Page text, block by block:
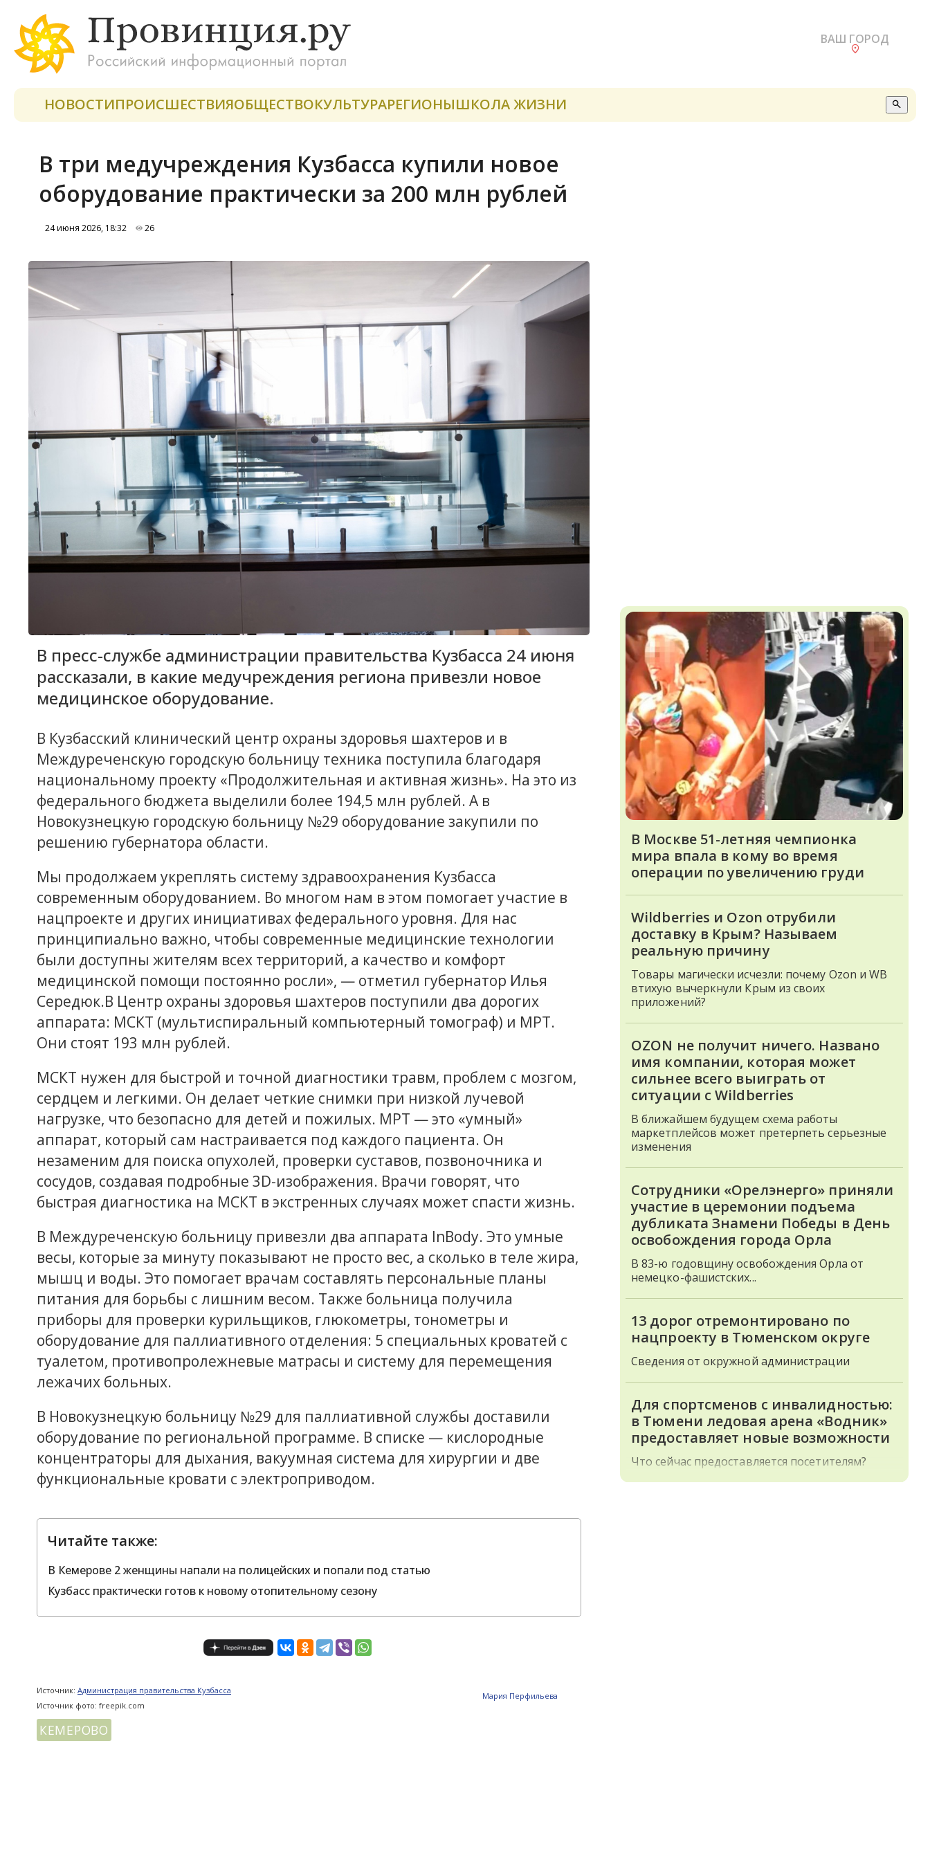
ВАШ ГОРОД
НОВОСТИПРОИСШЕСТВИЯОБЩЕСТВОКУЛЬТУРАРЕГИОНЫШКОЛА ЖИЗНИ
В три медучреждения Кузбасса купили новое
оборудование практически за 200 млн рублей
24 июня 2026, 18:32 26
В пресс-службе администрации правительства Кузбасса 24 июня
рассказали, в какие медучреждения региона привезли новое
медицинское оборудование.
В Кузбасский клинический центр охраны здоровья шахтеров и в
Междуреченскую городскую больницу техника поступила благодаря
национальному проекту «Продолжительная и активная жизнь». На это из
федерального бюджета выделили более 194,5 млн рублей. А в
Новокузнецкую городскую больницу №29 оборудование закупили по
решению губернатора области.
Мы продолжаем укреплять систему здравоохранения Кузбасса
современным оборудованием. Во многом нам в этом помогает участие в
нацпроекте и других инициативах федерального уровня. Для нас
принципиально важно, чтобы современные медицинские технологии
были доступны жителям всех территорий, а качество и комфорт
медицинской помощи постоянно росли», — отметил губернатор Илья
Середюк.В Центр охраны здоровья шахтеров поступили два дорогих
аппарата: МСКТ (мультиспиральный компьютерный томограф) и МРТ.
Они стоят 193 млн рублей.
МСКТ нужен для быстрой и точной диагностики травм, проблем с мозгом,
сердцем и легкими. Он делает четкие снимки при низкой лучевой
нагрузке, что безопасно для детей и пожилых. МРТ — это «умный»
аппарат, который сам настраивается под каждого пациента. Он
незаменим для поиска опухолей, проверки суставов, позвоночника и
сосудов, создавая подробные 3D-изображения. Врачи говорят, что
быстрая диагностика на МСКТ в экстренных случаях может спасти жизнь.
В Междуреченскую больницу привезли два аппарата InBody. Это умные
весы, которые за минуту показывают не просто вес, а сколько в теле жира,
мышц и воды. Это помогает врачам составлять персональные планы
питания для борьбы с лишним весом. Также больница получила
приборы для проверки курильщиков, глюкометры, тонометры и
оборудование для паллиативного отделения: 5 специальных кроватей с
туалетом, противопролежневые матрасы и систему для перемещения
лежачих больных.
В Новокузнецкую больницу №29 для паллиативной службы доставили
оборудование по региональной программе. В списке — кислородные
концентраторы для дыхания, вакуумная система для хирургии и две
функциональные кровати с электроприводом.
Читайте также:
В Кемерове 2 женщины напали на полицейских и попали под статью
Кузбасс практически готов к новому отопительному сезону
Источник: Администрация правительства Кузбасса
Источник фото: freepik.com
Мария Перфильева
КЕМЕРОВО
В Москве 51-летняя чемпионка
мира впала в кому во время
операции по увеличению груди
Wildberries и Ozon отрубили
доставку в Крым? Называем
реальную причину
Товары магически исчезли: почему Ozon и WB
втихую вычеркнули Крым из своих
приложений?
OZON не получит ничего. Названо
имя компании, которая может
сильнее всего выиграть от
ситуации с Wildberries
В ближайшем будущем схема работы
маркетплейсов может претерпеть серьезные
изменения
Сотрудники «Орелэнерго» приняли
участие в церемонии подъема
дубликата Знамени Победы в День
освобождения города Орла
В 83-ю годовщину освобождения Орла от
немецко-фашистских...
13 дорог отремонтировано по
нацпроекту в Тюменском округе
Сведения от окружной администрации
Для спортсменов с инвалидностью:
в Тюмени ледовая арена «Водник»
предоставляет новые возможности
Что сейчас предоставляется посетителям?